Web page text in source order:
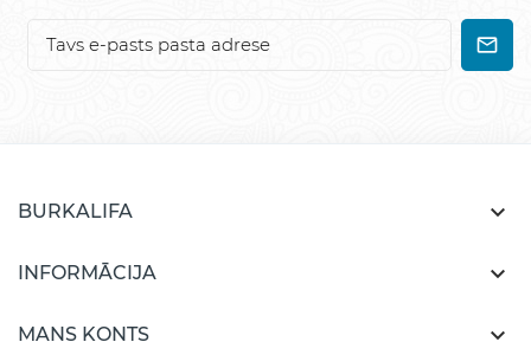
BURKALIFA 
INFORMĀCIJA 
MANS KONTS 